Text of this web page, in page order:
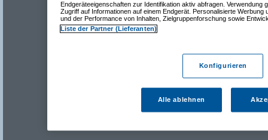
Endgeräteeigenschaften zur Identifikation aktiv abfragen. Verwendung
Zugriff auf Informationen auf einem Endgerät. Personalisierte Werbung
und der Performance von Inhalten, Zielgruppenforschung sowie
Liste der Partner (Lieferanten)
Konfigurieren
Alle ablehnen